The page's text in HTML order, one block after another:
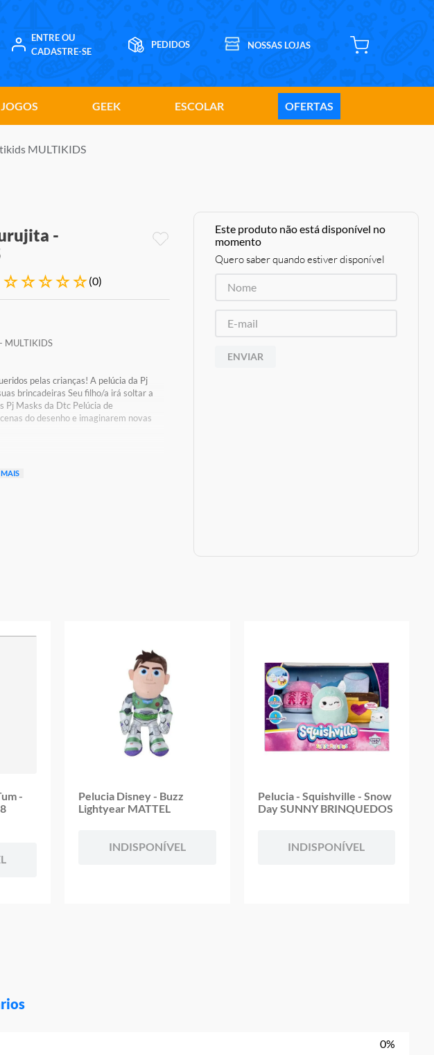
ENTRE OU
CADASTRE-SE
JOGOS GEEK ESCOLAR OFERTAS
MULTIKIDS
-
☆☆☆☆☆(0)
MULTIKIDS
pelas crianças! A pelúcia da Pj
brincadeiras Seu filho/a irá soltar a
Pj Masks da Dtc Pelúcia de
do desenho e imaginarem novas
Corujita
MAIS
Este produto não está disponível no
momento
Quero saber quando estiver disponível
ENVIAR
-
Pelucia Disney - Buzz
Lightyear MATTEL
INDISPONÍVEL
Pelucia - Squishville - Snow
Day SUNNY BRINQUEDOS
INDISPONÍVEL
0%